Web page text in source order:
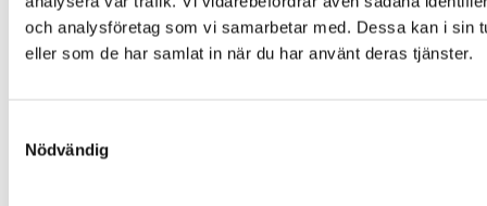
och analysföretag som vi samarbetar med. Dessa kan i sin
eller som de har samlat in när du har använt deras tjänster.
Nödvändig